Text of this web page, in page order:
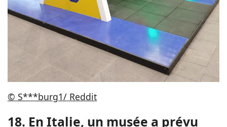
© S***burg1/ Reddit
18. En Italie, un musée a prévu